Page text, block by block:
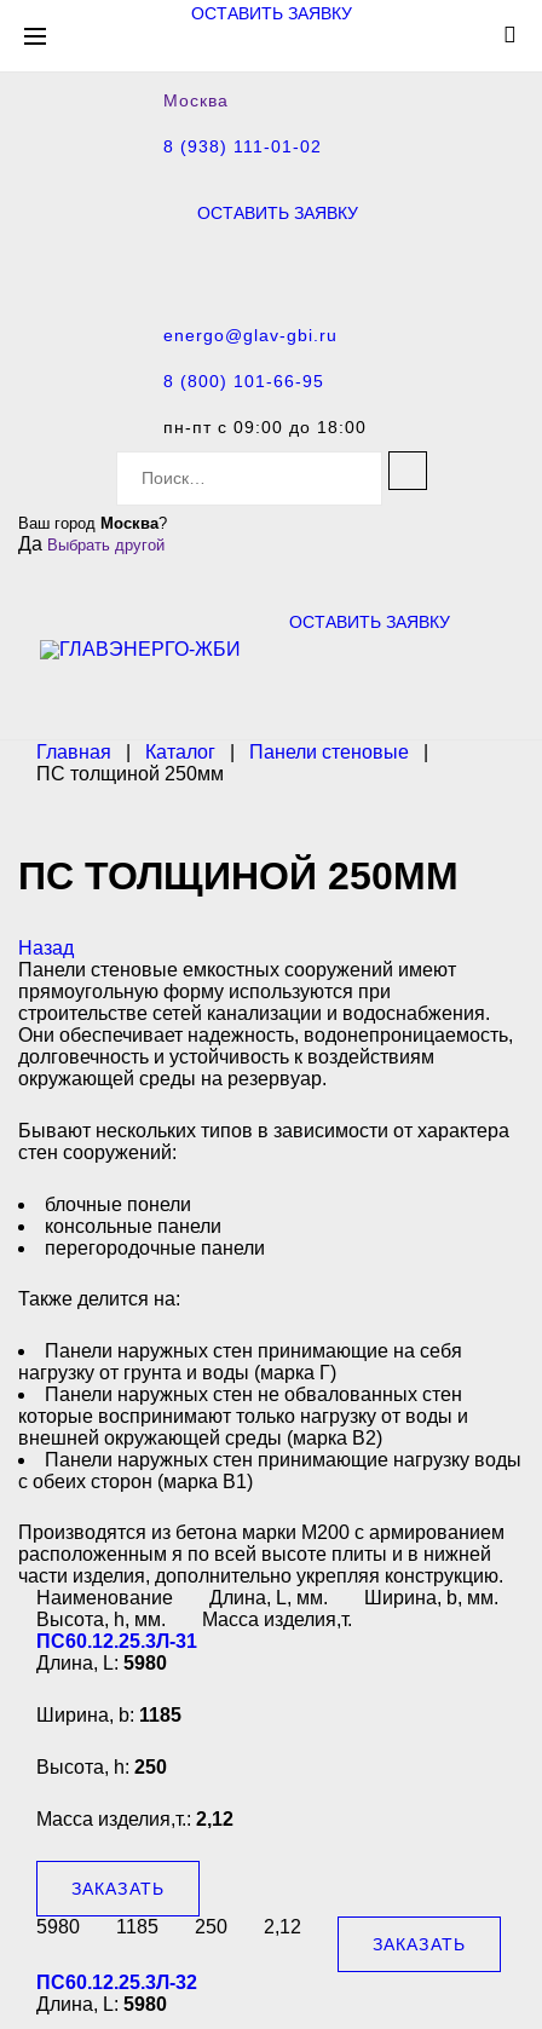
ОСТАВИТЬ ЗАЯВКУ
Москва
8 (938) 111-01-02
8 (800) 101-66-95
energo@glav-gbi.ru
пн-пт с 09:00 до 18:00
ОСТАВИТЬ ЗАЯВКУ
r
c
:
Ваш город Москва?
Да Выбрать другой
ОСТАВИТЬ ЗАЯВКУ
Главная Каталог Панели стеновые
ПС толщиной 250мм
ПС ТОЛЩИНОЙ 250ММ
Назад
Панели стеновые емкостных сооружений имеют
прямоугольную форму используются при
строительстве сетей канализации и водоснабжения.
Они обеспечивает надежность, водонепроницаемость,
долговечность и устойчивость к воздействиям
окружающей среды на резервуар.
Бывают нескольких типов в зависимости от характера
стен сооружений:
блочные понели
консольные панели
перегородочные панели
Также делится на:
Панели наружных стен принимающие на себя
нагрузку от грунта и воды (марка Г)
Панели наружных стен не обвалованных стен
которые воспринимают только нагрузку от воды и
внешней окружающей среды (марка В2)
Панели наружных стен принимающие нагрузку воды
с обеих сторон (марка В1)
Производятся из бетона марки М200 с армированием
расположенным я по всей высоте плиты и в нижней
части изделия, дополнительно укрепляя конструкцию.
Наименование
Длина, L, мм.
Ширина, b, мм.
Высота, h, мм.
Масса изделия,т.
ПС60.12.25.3Л-31
Длина, L: 5980
Ширина, b: 1185
Высота, h: 250
Масса изделия,т.: 2,12
ЗАКАЗАТЬ
5980 1185 250 2,12
ЗАКАЗАТЬ
ПС60.12.25.3Л-32
Длина, L: 5980